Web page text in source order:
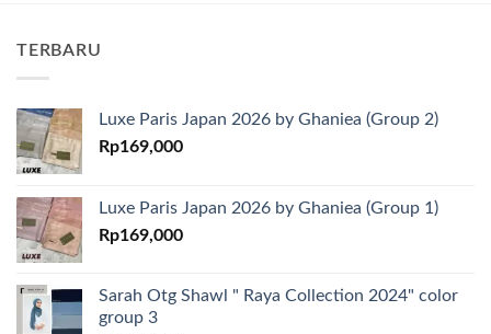
TERBARU
Luxe Paris Japan 2026 by Ghaniea (Group 2)
Rp169,000
Luxe Paris Japan 2026 by Ghaniea (Group 1)
Rp169,000
Sarah Otg Shawl " Raya Collection 2024" color
group 3